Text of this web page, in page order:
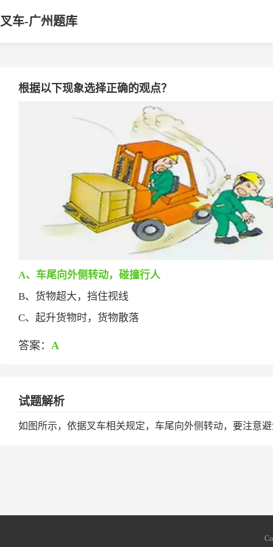
叉车-广州题库
根据以下现象选择正确的观点？
A、车尾向外侧转动，碰撞行人
B、货物超大，挡住视线
C、起升货物时，货物散落
答案： A
试题解析
如图所示，依据叉车相关规定，车尾向外侧转动，要注意